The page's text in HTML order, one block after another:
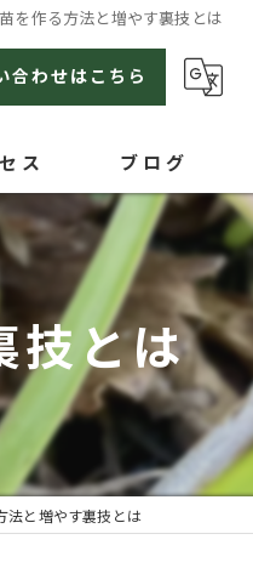
を作る方法と増やす裏技とは
合わせはこちら
ス ブログ
技とは
法と増やす裏技とは